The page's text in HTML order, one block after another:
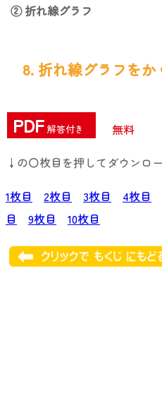
② 折れ線グラフ
8. 折れ線グラフをか
PDF 解答付き
無料
↓の〇枚目を押してダウンロ
1枚目
2枚目 3枚目 4枚目
目
9枚目 10枚目